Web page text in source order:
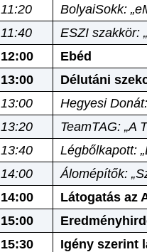
11:20
BolyaiSokk:
11:40
ESZI szakkör:
12:00
Ebéd
13:00
Délutáni
13:00
Hegyesi
13:20
TeamTAG: „A
13:40
Légbőlkapott:
14:00
Álomépítők:
14:00
Látogatás az
15:00
15:30
Igény szerint